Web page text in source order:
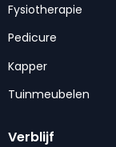
Fysiotherapie
Pedicure
Kapper
Tuinmeubelen
Verblijf